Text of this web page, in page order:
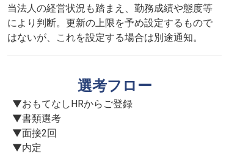
当法人の経営状況も踏まえ、勤務成績や態度等
により判断。更新の上限を予め設定するもので
はないが、これを設定する場合は別途通知。
選考フロー
▼おもてなしHRからご登録
▼書類選考
▼面接2回
▼内定